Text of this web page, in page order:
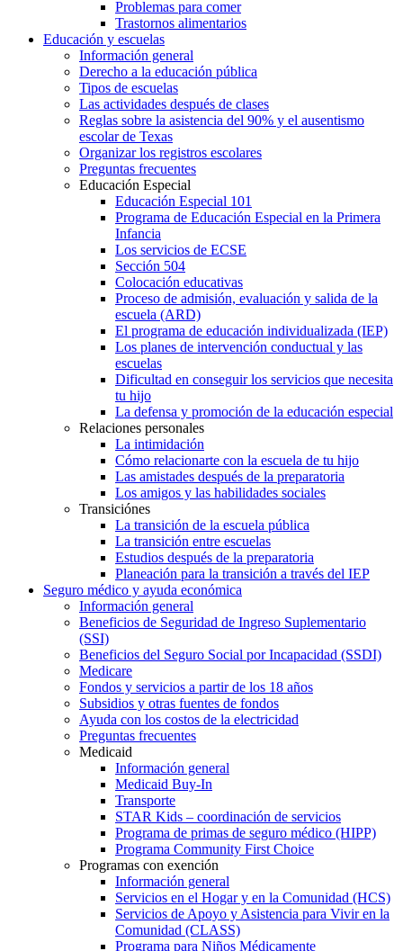
Problemas para comer
Trastornos alimentarios
Educación y escuelas
Información general
Derecho a la educación pública
Tipos de escuelas
Las actividades después de clases
Reglas sobre la asistencia del 90% y el ausentismo
escolar de Texas
Organizar los registros escolares
Preguntas frecuentes
Educación Especial
Educación Especial 101
Programa de Educación Especial en la Primera
Infancia
Los servicios de ECSE
Sección 504
Colocación educativas
Proceso de admisión, evaluación y salida de la
escuela (ARD)
El programa de educación individualizada (IEP)
Los planes de intervención conductual y las
escuelas
Dificultad en conseguir los servicios que necesita
tu hijo
La defensa y promoción de la educación especial
Relaciones personales
La intimidación
Cómo relacionarte con la escuela de tu hijo
Las amistades después de la preparatoria
Los amigos y las habilidades sociales
Transiciónes
La transición de la escuela pública
La transición entre escuelas
Estudios después de la preparatoria
Planeación para la transición a través del IEP
Seguro médico y ayuda económica
Información general
Beneficios de Seguridad de Ingreso Suplementario
(SSI)
Beneficios del Seguro Social por Incapacidad (SSDI)
Medicare
Fondos y servicios a partir de los 18 años
Subsidios y otras fuentes de fondos
Ayuda con los costos de la electricidad
Preguntas frecuentes
Medicaid
Información general
Medicaid Buy-In
Transporte
STAR Kids – coordinación de servicios
Programa de primas de seguro médico (HIPP)
Programa Community First Choice
Programas con exención
Información general
Servicios en el Hogar y en la Comunidad (HCS)
Servicios de Apoyo y Asistencia para Vivir en la
Comunidad (CLASS)
Programa para Niños Médicamente